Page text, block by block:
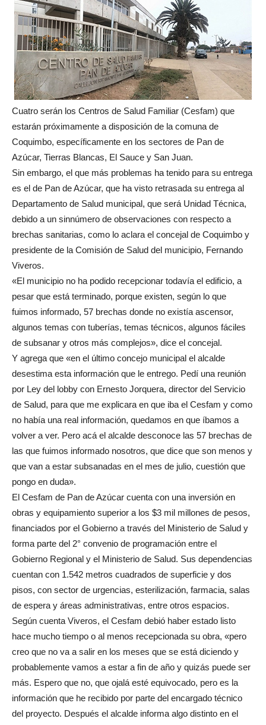
Cuatro serán los Centros de Salud Familiar (Cesfam) que
estarán próximamente a disposición de la comuna de
Coquimbo, específicamente en los sectores de Pan de
Azúcar, Tierras Blancas, El Sauce y San Juan.
Sin embargo, el que más problemas ha tenido para su entrega
es el de Pan de Azúcar, que ha visto retrasada su entrega al
Departamento de Salud municipal, que será Unidad Técnica,
debido a un sinnúmero de observaciones con respecto a
brechas sanitarias, como lo aclara el concejal de Coquimbo y
presidente de la Comisión de Salud del municipio, Fernando
Viveros.
«El municipio no ha podido recepcionar todavía el edificio, a
pesar que está terminado, porque existen, según lo que
fuimos informado, 57 brechas donde no existía ascensor,
algunos temas con tuberías, temas técnicos, algunos fáciles
de subsanar y otros más complejos», dice el concejal.
Y agrega que «en el último concejo municipal el alcalde
desestima esta información que le entrego. Pedí una reunión
por Ley del lobby con Ernesto Jorquera, director del Servicio
de Salud, para que me explicara en que iba el Cesfam y como
no había una real información, quedamos en que íbamos a
volver a ver. Pero acá el alcalde desconoce las 57 brechas de
las que fuimos informado nosotros, que dice que son menos y
que van a estar subsanadas en el mes de julio, cuestión que
pongo en duda».
El Cesfam de Pan de Azúcar cuenta con una inversión en
obras y equipamiento superior a los $3 mil millones de pesos,
financiados por el Gobierno a través del Ministerio de Salud y
forma parte del 2° convenio de programación entre el
Gobierno Regional y el Ministerio de Salud. Sus dependencias
cuentan con 1.542 metros cuadrados de superficie y dos
pisos, con sector de urgencias, esterilización, farmacia, salas
de espera y áreas administrativas, entre otros espacios.
Según cuenta Viveros, el Cesfam debió haber estado listo
hace mucho tiempo o al menos recepcionada su obra, «pero
creo que no va a salir en los meses que se está diciendo y
probablemente vamos a estar a fin de año y quizás puede ser
más. Espero que no, que ojalá esté equivocado, pero es la
información que he recibido por parte del encargado técnico
del proyecto. Después el alcalde informa algo distinto en el